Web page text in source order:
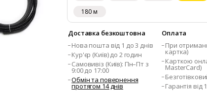
180 м
Доставка безкоштовна
Нова пошта від 1 до 3 днів
Кур'єр (Київ) до 2 годин
Самовивіз (Київ): Пн–Пт з
9:00 до 17:00
Обмін та повернення
протягом 14 днів
Оплата
При
картка)
Карткою
MasterCard)
Гарантія від